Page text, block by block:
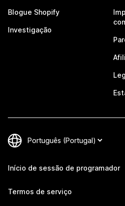
Blogue Shopify
Investigação
Início de sessão de programador
Termos de serviço